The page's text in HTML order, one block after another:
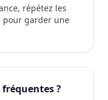
répétez les
pour garder une
?